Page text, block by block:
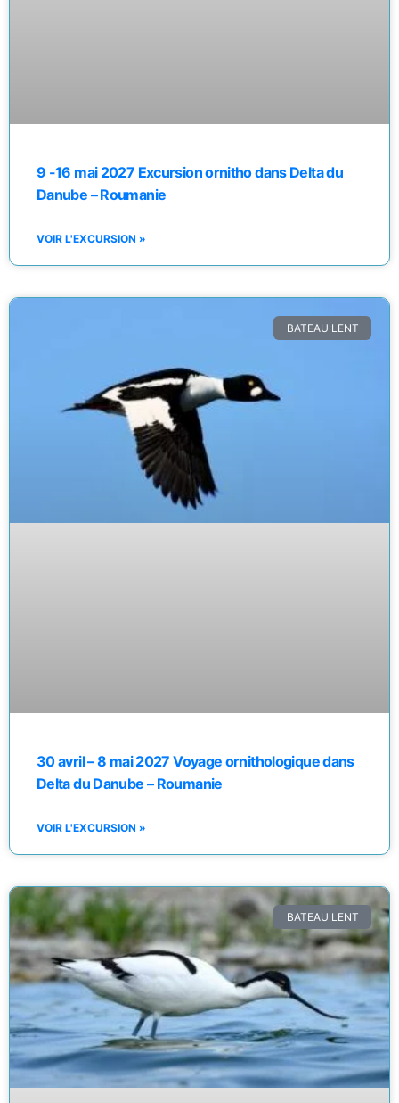
9 -16 mai 2027 Excursion ornitho dans Delta du
Danube – Roumanie
VOIR L'EXCURSION »
BATEAU LENT
30 avril – 8 mai 2027 Voyage ornithologique dans
Delta du Danube – Roumanie
VOIR L'EXCURSION »
BATEAU LENT